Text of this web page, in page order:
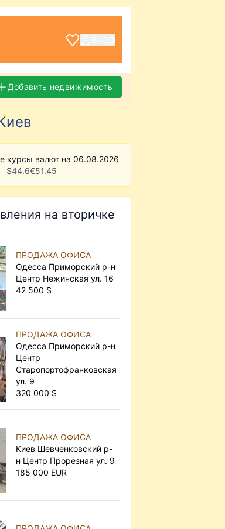
Добавить недвижимость
курсы валют на 06.08.2026
$44.6€51.45
на вторичке
ПРОДАЖА ОФИСА
Одесса Приморский р-н
Центр Нежинская ул. 16
42 500 $
ПРОДАЖА ОФИСА
Одесса Приморский р-н
Центр
Старопортофранковская
ул. 9
320 000 $
ПРОДАЖА ОФИСА
Киев Шевченковский р-
н Центр Прорезная ул. 9
185 000 EUR